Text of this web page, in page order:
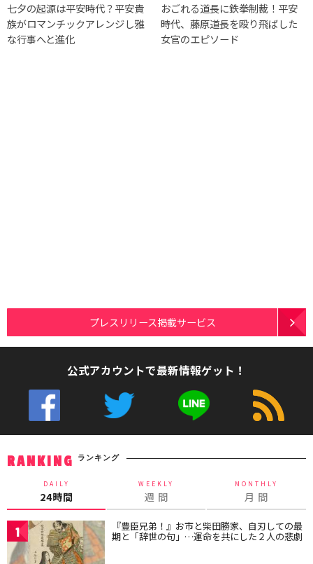
七夕の起源は平安時代？平安貴
族がロマンチックアレンジし雅
な行事へと進化
おごれる道長に鉄拳制裁！平安
時代、藤原道長を殴り飛ばした
女官のエピソード
プレスリリース掲載サービス
公式アカウントで最新情報ゲット！
RANKING ランキング
DAILY
24時間
WEEKLY
週 間
MONTHLY
月 間
1 『豊臣兄弟！』お市と柴田勝家、自刃しての最
期と「辞世の句」…運命を共にした２人の悲劇